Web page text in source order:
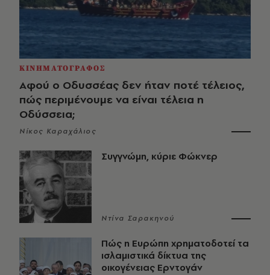
ΚΙΝΗΜΑΤΟΓΡΑΦΟΣ
Αφού ο Οδυσσέας δεν ήταν ποτέ τέλειος,
πώς περιμένουμε να είναι τέλεια η
Οδύσσεια;
Νίκος Καραχάλιος
Συγγνώμη, κύριε Φώκνερ
Ντίνα Σαρακηνού
Πώς η Ευρώπη χρηματοδοτεί τα
ισλαμιστικά δίκτυα της
οικογένειας Ερντογάν